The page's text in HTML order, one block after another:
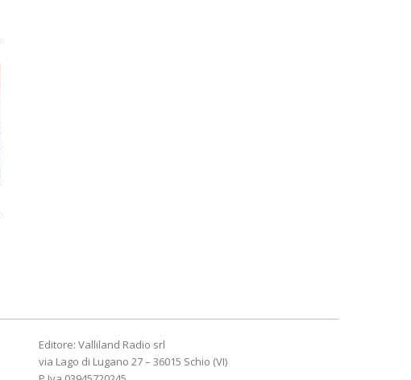
Editore: Valliland Radio srl
via Lago di Lugano 27 – 36015 Schio (VI)